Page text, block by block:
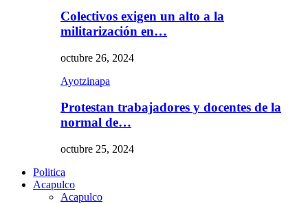
Colectivos exigen un alto a la
militarización en…
octubre 26, 2024
Ayotzinapa
Protestan trabajadores y docentes de la
normal de…
octubre 25, 2024
Politica
Acapulco
Acapulco